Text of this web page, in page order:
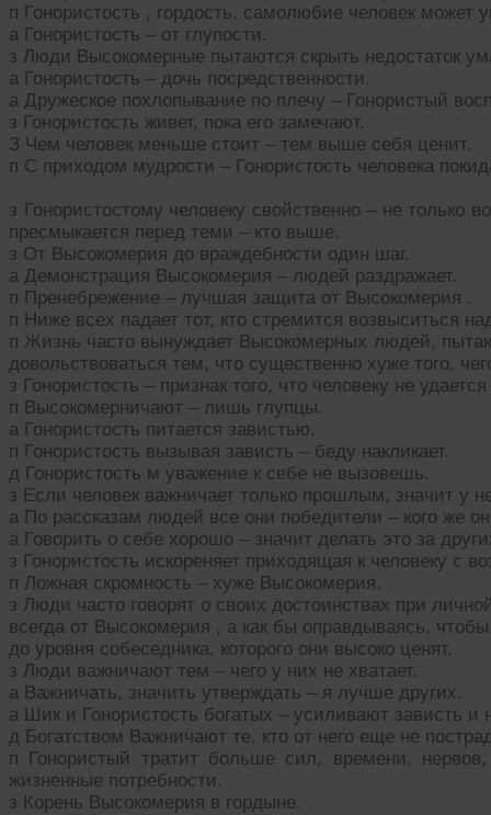
п Гонористость , гордость, самолюбие человек
а Гонористость – от глупости.
з Люди Высокомерные пытаются скрыть недостаток
а Гонористость – дочь посредственности.
а Дружеское похлопывание по плечу – Гонористый
з Гонористость живет, пока его замечают.
З Чем человек меньше стоит – тем выше себя ценит.
п С приходом мудрости – Гонористость человека
з Гонористостому человеку свойственно – не только
пресмыкается перед теми – кто выше.
з От Высокомерия до враждебности один шаг.
а Демонстрация Высокомерия – людей раздражает.
п Пренебрежение – лучшая защита от Высокомерия .
п Ниже всех падает тот, кто стремится возвыситься
п Жизнь часто вынуждает Высокомерных людей,
довольствоваться тем, что существенно хуже того,
з Гонористость – признак того, что человеку не
п Высокомерничают – лишь глупцы.
а Гонористость питается завистью.
п Гонористость вызывая зависть – беду накликает.
д Гонористость м уважение к себе не вызовешь.
з Если человек важничает только прошлым, значит у
а По рассказам людей все они победители – кого же
а Говорить о себе хорошо – значит делать это за
з Гонористость искореняет приходящая к человеку с
п Ложная скромность – хуже Высокомерия.
з Люди часто говорят о своих достоинствах при
всегда от Высокомерия , а как бы оправдываясь,
до уровня собеседника, которого они высоко ценят.
з Люди важничают тем – чего у них не хватает.
а Важничать, значить утверждать – я лучше других.
а Шик и Гонористость богатых – усиливают зависть и
д Богатством Важничают те, кто от него еще не
п Гонористый тратит больше сил, времени,
жизненные потребности.
з Корень Высокомерия в гордыне.